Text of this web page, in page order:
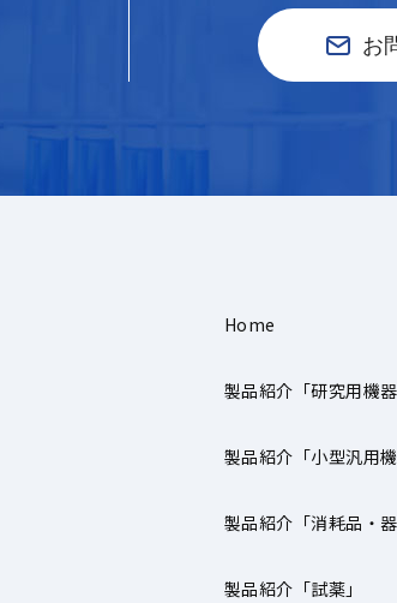
お
Home
製品紹介「研究用機
製品紹介「小型汎用
製品紹介「消耗品・
製品紹介「試薬」